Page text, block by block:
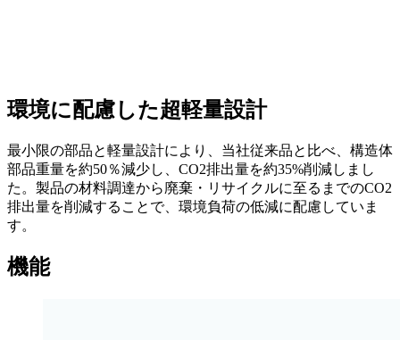
環境に配慮した超軽量設計
最小限の部品と軽量設計により、当社従来品と比べ、構造体
部品重量を約50％減少し、CO2排出量を約35%削減しまし
た。製品の材料調達から廃棄・リサイクルに至るまでのCO2
排出量を削減することで、環境負荷の低減に配慮していま
す。
機能